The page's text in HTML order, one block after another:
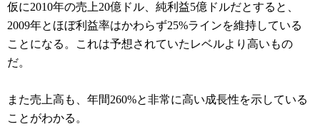
仮に2010年の売上20億ドル、純利益5億ドルだとすると、
2009年とほぼ利益率はかわらず25%ラインを維持している
ことになる。これは予想されていたレベルより高いもの
だ。
また売上高も、年間260%と非常に高い成長性を示している
ことがわかる。